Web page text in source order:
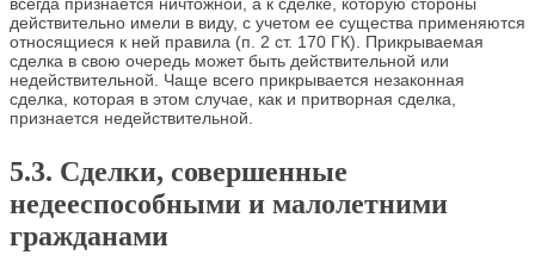
всегда признается ничтожной, а к сделке, которую стороны
действительно имели в виду, с учетом ее существа применяются
относящиеся к ней правила (п. 2 ст. 170 ГК). Прикрываемая
сделка в свою очередь может быть действительной или
недействительной. Чаще всего прикрывается незаконная
сделка, которая в этом случае, как и притворная сделка,
признается недействительной.
5.3. Сделки, совершенные
недееспособными и малолетними
гражданами